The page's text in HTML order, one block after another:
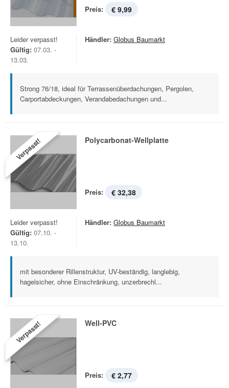
Preis: € 9,99
Leider verpasst!
Gültig: 07.03. -
13.03.
Händler: Globus Baumarkt
Strong 76/18, ideal für Terrassenüberdachungen, Pergolen,
Carportabdeckungen, Verandabedachungen und...
Verpasst! Polycarbonat-Wellplatte
Preis: € 32,38
Leider verpasst!
Gültig: 07.10. -
13.10.
Händler: Globus Baumarkt
mit besonderer Rillenstruktur, UV-beständig, langlebig,
hagelsicher, ohne Einschränkung, unzerbrechl...
Verpasst! Well-PVC
Preis: € 2,77